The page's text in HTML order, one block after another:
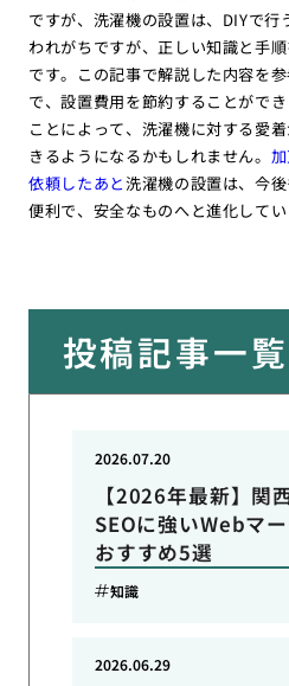
ですが、洗濯機の設置は、DIYで
われがちですが、正しい知識と手
です。この記事で解説した内容を
で、設置費用を節約することがで
ことによって、洗濯機に対する愛
きるようになるかもしれません。
依頼したあと洗濯機の設置は、今
便利で、安全なものへと進化してい
投稿記事一覧
【2026年最新】関
SEOに強いWebマ
おすすめ5選
2026.07.20
知識
2026.06.29